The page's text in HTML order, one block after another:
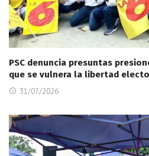
PSC denuncia presuntas
que se vulnera la libertad
31/07/2026